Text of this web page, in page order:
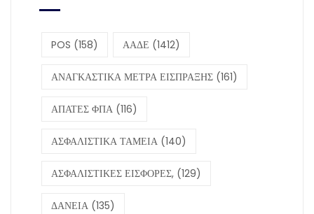
POS (158) ΑΑΔΕ (1412)
ΑΝΑΓΚΑΣΤΙΚΑ ΜΕΤΡΑ ΕΙΣΠΡΑΞΗΣ (161)
ΑΠΑΤΕΣ ΦΠΑ (116)
ΑΣΦΑΛΙΣΤΙΚΑ ΤΑΜΕΙΑ (140)
ΑΣΦΑΛΙΣΤΙΚΕΣ ΕΙΣΦΟΡΕΣ, (129)
ΔΑΝΕΙΑ (135)